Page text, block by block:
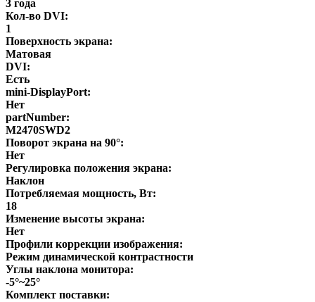
3 года
Кол-во DVI:
1
Поверхность экрана:
Матовая
DVI:
Есть
mini-DisplayPort:
Нет
partNumber:
M2470SWD2
Поворот экрана на 90°:
Нет
Регулировка положения экрана:
Наклон
Потребляемая мощность, Вт:
18
Изменение высоты экрана:
Нет
Профили коррекции изображения:
Режим динамической контрастности
Углы наклона монитора:
-5°~25°
Комплект поставки: